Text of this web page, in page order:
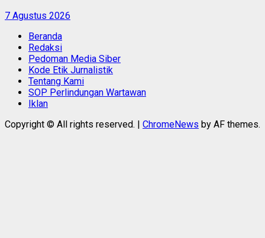
7 Agustus 2026
Beranda
Redaksi
Pedoman Media Siber
Kode Etik Jurnalistik
Tentang Kami
SOP Perlindungan Wartawan
Iklan
Copyright © All rights reserved. | ChromeNews by AF themes.